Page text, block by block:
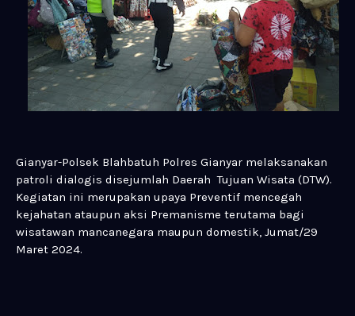
Gianyar-Polsek Blahbatuh Polres Gianyar melaksanakan
patroli dialogis disejumlah Daerah Tujuan Wisata (DTW).
Kegiatan ini merupakan upaya Preventif mencegah
kejahatan ataupun aksi Premanisme terutama bagi
wisatawan mancanegara maupun domestik, Jumat/29
Maret 2024.